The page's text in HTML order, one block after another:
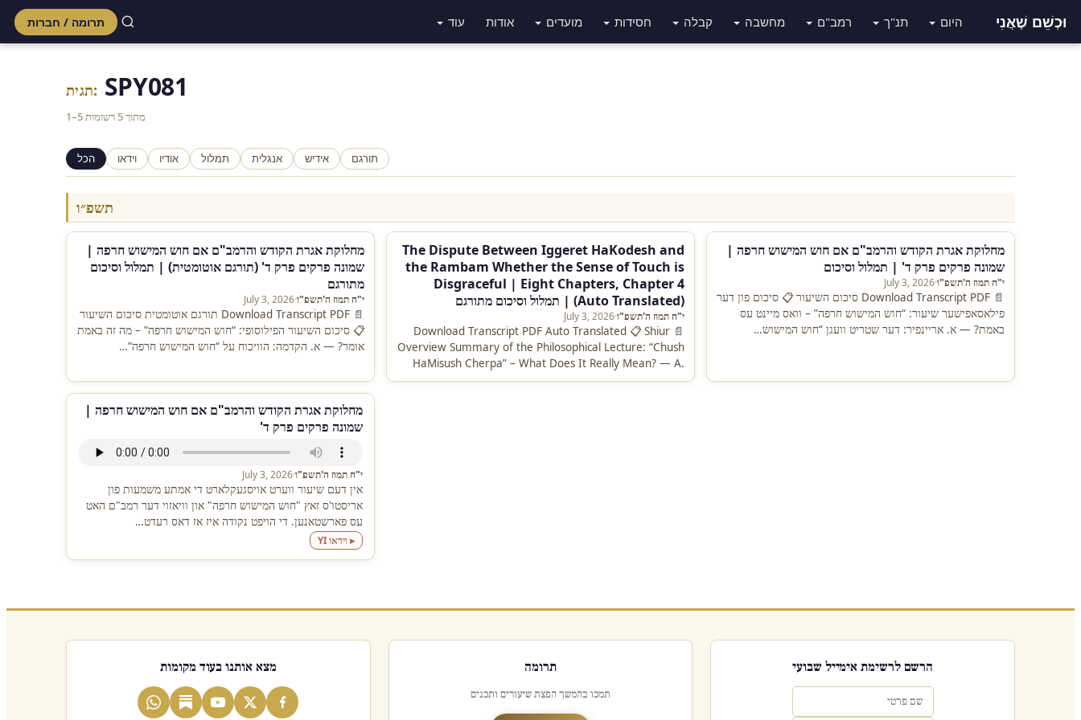
וּכְשֵׁם שֶׁאֲנִי היום תנ"ך רמב"ם מחשבה קבלה חסידות מועדים אודות עוד תרומה / חברות
תגית: SPY081
1–5 מתוך 5 רשומות
הכל וידאו אודיו תמלול אנגלית אידיש תורגם
תשפ״ו
מחלוקת אגרת הקודש והרמב"ם אם חוש המישוש חרפה |
שמונה פרקים פרק ד' (תורגם אוטומטית) | תמלול וסיכום
מתורגם
י"ח תמוז ה'תשפ"ו·
July 3, 2026
📄 Download Transcript PDF תורגם אוטומטית סיכום השיעור
📋 סיכום השיעור הפילוסופי: “חוש המישוש חרפה” – מה זה באמת
אומר? — א. הקדמה: הוויכוח על “חוש המישוש חרפה”…
The Dispute Between Iggeret HaKodesh and
the Rambam Whether the Sense of Touch is
Disgraceful | Eight Chapters, Chapter 4
(Auto Translated) | תמלול וסיכום מתורגם
י"ח תמוז ה'תשפ"ו·
July 3, 2026
📄 Download Transcript PDF Auto Translated 📋 Shiur
Overview Summary of the Philosophical Lecture: “Chush
HaMisush Cherpa” – What Does It Really Mean? — A.
Introduction: The Dispute…
מחלוקת אגרת הקודש והרמב"ם אם חוש המישוש חרפה |
שמונה פרקים פרק ד' | תמלול וסיכום
י"ח תמוז ה'תשפ"ו·
July 3, 2026
📄 Download Transcript PDF סיכום השיעור 📋 סיכום פון דער
פילאסאפישער שיעור: “חוש המישוש חרפה” – וואס מיינט עס
באמת? — א. אריינפיר: דער שטריט וועגן “חוש המישוש…
מחלוקת אגרת הקודש והרמב"ם אם חוש המישוש חרפה |
שמונה פרקים פרק ד'
י"ח תמוז ה'תשפ"ו·
July 3, 2026
אין דעם שיעור ווערט אויסגעקלארט די אמתע משמעות פון
אריסטו'ס זאץ "חוש המישוש חרפה" און וויאזוי דער רמב"ם האט
עס פארשטאנען. די הויפט נקודה איז אז דאס רעדט…
▸ וידאו YI
הרשם לרשימת אימייל שבועי תרומה
תמכו בהמשך הפצת שיעורים ותכנים
מצא אותנו בעוד מקומות